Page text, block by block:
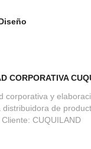
CORPORATIVA
corporativa y
de